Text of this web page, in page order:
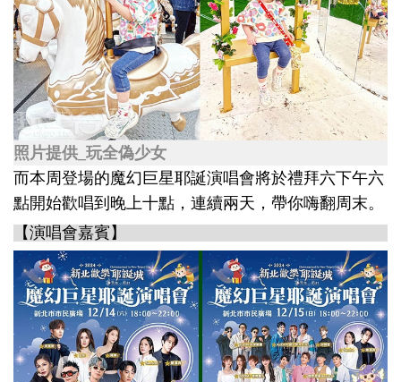
照片提供_玩全偽少女
而本周登場的魔幻巨星耶誕演唱會將於禮拜六下午六
點開始歡唱到晚上十點，連續兩天，帶你嗨翻周末。
【演唱會嘉賓】